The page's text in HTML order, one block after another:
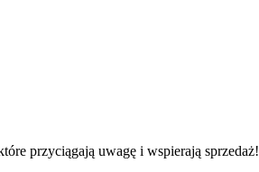
przyciągają uwagę i wspierają sprzedaż!